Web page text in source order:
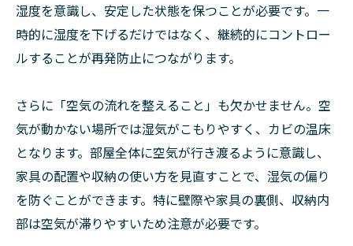
湿度を意識し、安定した状態を保つことが必要です。一
時的に湿度を下げるだけではなく、継続的にコントロー
ルすることが再発防止につながります。
さらに「空気の流れを整えること」も欠かせません。空
気が動かない場所では湿気がこもりやすく、カビの温床
となります。部屋全体に空気が行き渡るように意識し、
家具の配置や収納の使い方を見直すことで、湿気の偏り
を防ぐことができます。特に壁際や家具の裏側、収納内
部は空気が滞りやすいため注意が必要です。